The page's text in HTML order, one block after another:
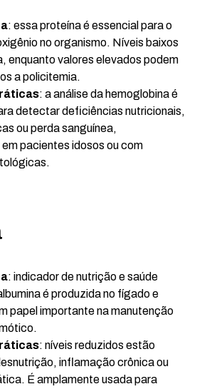
: essa proteína é essencial para o
no organismo. Níveis baixos
enquanto valores elevados podem
a policitemia.
: a análise da hemoglobina é
detectar deficiências nutricionais,
ou perda sanguínea,
pacientes idosos ou com
: indicador de nutrição e saúde
é produzida no fígado e
papel importante na manutenção
: níveis reduzidos estão
inflamação crônica ou
É amplamente usada para